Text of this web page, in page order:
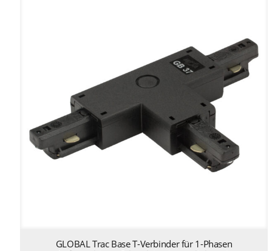
GLOBAL Trac Base T-Verbinder für 1-Phasen